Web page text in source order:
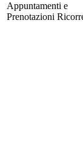
Appuntamenti e
Prenotazioni